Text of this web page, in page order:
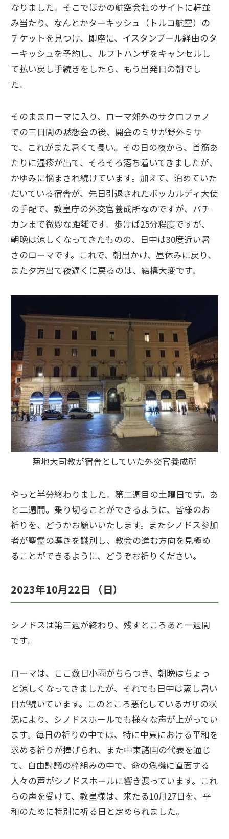
なりました。そこでほかの航空会社のサイトに軒並
み当たり、なんとかターキッシュ（トルコ航空）の
チケットを見つけ、即座に、イスタンブール経由のタ
ーキッシュを予約し、ルフトハンザをキャンセルし
て払い戻し手続きをしたら、もう出発日の朝でし
た。
そのままローマに入り、ローマ郊外のサクロファノ
での三日間の黙想会の後、開会のミサが野外ミサ
で、これがまた暑くて長い。その日の夜から、首筋あ
たりに湿疹が出て、そろそろ落ち着いてきましたが、
かゆみに悩まされ続けています。加えて、泊めていた
だいている宿舎が、先日引退されたボッカルディ大使
の手配で、教皇庁の外交官養成所なのですが、バチ
カンまで微妙な距離です。歩けば25分程度ですが、
朝晩は涼しくなってきたものの、日中は30度近い暑
さのローマです。これで、朝出かけ、昼休みに戻り、
また夕方出て夜遅くに戻るのは、結構大変です。
菊地大司教が宿舎としていた外交官養成所
やっと半分終わりました。第二週目の土曜日です。あ
と二週間。乗り切ることができるように、皆様のお
祈りを、どうかお願いいたします。またシノドス参加
者が聖霊の導きを識別し、教会の進む方向を見極め
ることができるように、どうぞお祈りください。
2023年10月22日 （日）
シノドスは第三週が終わり、残すところあと一週間
です。
ローマは、ここ数日小雨がちらつき、朝晩はちょっ
と涼しくなってきましたが、それでも日中は蒸し暑い
日が続いています。このところ悪化しているガザの状
況により、シノドスホールでも様々な声が上がってい
ます。毎日の祈りの中では、特に中東における平和を
求める祈りが捧げられ、また中東諸国の代表を通じ
て、自由討議の枠組みの中で、命の危機に直面する
人々の声がシノドスホールに響き渡っています。これ
らの声を受けて、教皇様は、来たる10月27日を、平
和のために特別に祈る日と定められました。